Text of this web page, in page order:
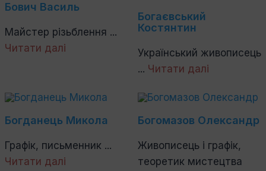
Бович Василь
Майстер різьблення ...
Читати далі
Богаєвський
Костянтин
Український живописець
... Читати далі
Богданець Микола
Графік, письменник ...
Читати далі
Богомазов Олександр
Живописець і графік,
теоретик мистецтва